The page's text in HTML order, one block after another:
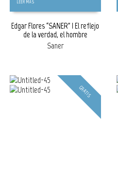
LEER MÁS
Edgar Flores “SANER” | El reflejo
de la verdad, el hombre
Saner
GRATIS